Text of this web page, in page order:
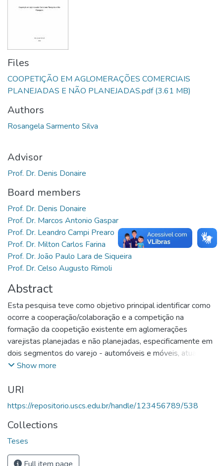
Files
COOPETIÇÃO EM AGLOMERAÇÕES COMERCIAIS
PLANEJADAS E NÃO PLANEJADAS.pdf(3.61 MB)
Authors
Rosangela Sarmento Silva
Advisor
Prof. Dr. Denis Donaire
Board members
Prof. Dr. Denis Donaire
Prof. Dr. Marcos Antonio Gaspar
Prof. Dr. Leandro Campi Prearo
Prof. Dr. Milton Carlos Farina
Prof. Dr. João Paulo Lara de Siqueira
Prof. Dr. Celso Augusto Rimoli
Abstract
Esta pesquisa teve como objetivo principal identificar como
ocorre a cooperação/colaboração e a competição na
formação da coopetição existente em aglomerações
varejistas planejadas e não planejadas, especificamente em
dois segmentos do varejo - automóveis e móveis, atuantes
na Região Metropolitana de São Paulo (SP). Buscou-se
competição na coopetição existente em aglomerados
varejistas planejados e não planejados, bem como
identificar a influência da Cooperação/colaboração e da
competição na coopetição e se existem diferenças
significativas entre aglomerados varejistas planejados e não
coopetição. Para tanto, como método de pesquisa foi
Show more
URI
https://repositorio.uscs.edu.br/handle/123456789/538
Collections
Teses